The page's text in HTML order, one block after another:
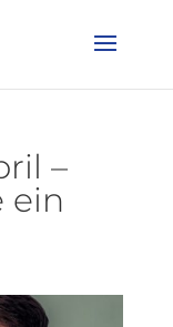
–
ein